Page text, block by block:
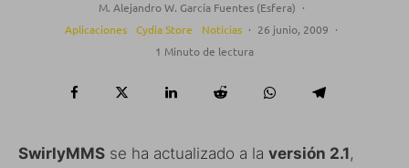
M. Alejandro W. García Fuentes (Esfera) ·
Aplicaciones
Cydia Store Noticias · 26 junio, 2009 ·
1 Minuto de lectura
SwirlyMMS se ha actualizado a la versión 2.1,